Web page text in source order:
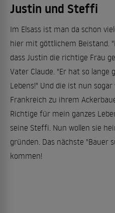
Justin und Steffi
Im Elsass ist man da schon
hier mit göttlichem Beistand.
dass Justin die richtige Frau
Vater Claude. "Er hat so
Lebens!" Und die ist nun
Frankreich zu ihrem
Richtige für mein ganzes
seine Steffi. Nun wollen sie
gründen. Das nächste "Bauer
kommen!